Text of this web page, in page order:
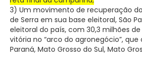
3) Um movimento de recuperação
de Serra em sua base eleitoral, São
eleitoral do país, com 30,3 milhões
vitória no “arco do agronegócio”,
Paraná, Mato Grosso do Sul, Mato